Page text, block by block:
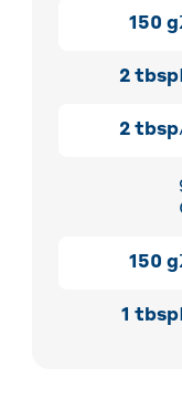
150 g
2 tbsp
2 tbsp
150 g
1 tbsp